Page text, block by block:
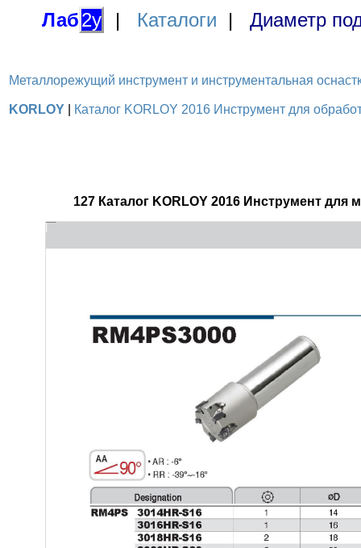
Лаб2у | Каталоги | Диаметр
Металлорежущий инструмент и инструментальная
KORLOY Каталог KORLOY 2016 Инструмент для
127 Каталог KORLOY 2016 Инструмент